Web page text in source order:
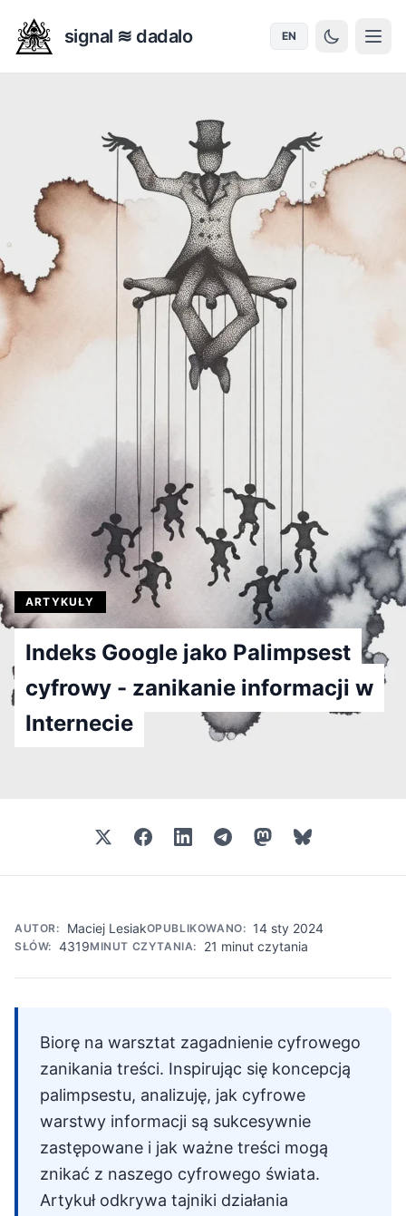
signal ≋ dadalo EN
ARTYKUŁY
Indeks Google jako Palimpsest
cyfrowy - zanikanie informacji w
Internecie
AUTOR: Maciej LesiakOPUBLIKOWANO: 14 sty 2024
SŁÓW: 4319MINUT CZYTANIA: 21 minut czytania
Biorę na warsztat zagadnienie cyfrowego
zanikania treści. Inspirując się koncepcją
palimpsestu, analizuję, jak cyfrowe
warstwy informacji są sukcesywnie
zastępowane i jak ważne treści mogą
znikać z naszego cyfrowego świata.
Artykuł odkrywa tajniki działania